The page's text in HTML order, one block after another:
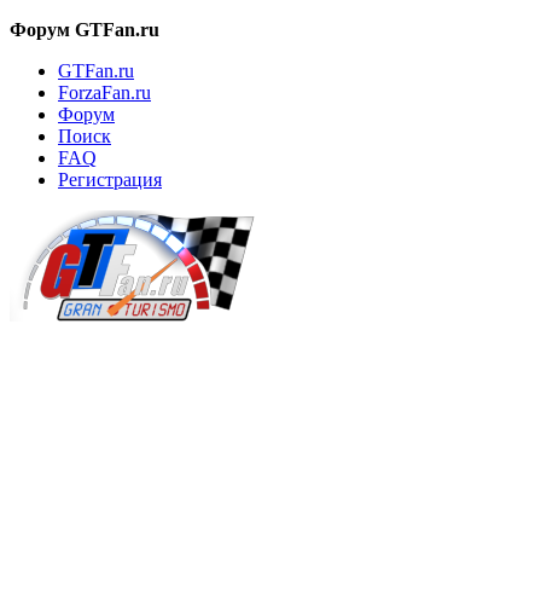
Форум GTFan.ru
GTFan.ru
ForzaFan.ru
Форум
Поиск
FAQ
Регистрация